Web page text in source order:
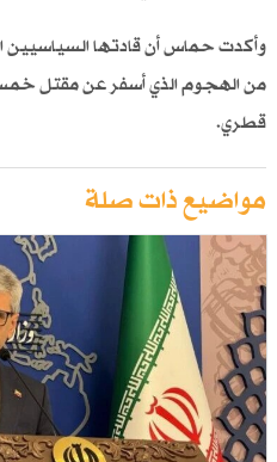
من الهجوم الذي أسفر عن مقتل
قطري.
مواضيع ذات صلة